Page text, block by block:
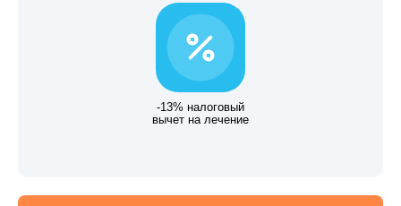
-13% налоговый
вычет на лечение